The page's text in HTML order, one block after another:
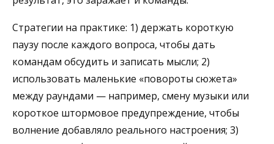
Стратегии на практике: 1) держать короткую
паузу после каждого вопроса, чтобы дать
командам обсудить и записать мысли; 2)
использовать маленькие «повороты сюжета»
между раундами — например, смену музыки или
короткое штормовое предупреждение, чтобы
волнение добавляло реального настроения; 3)